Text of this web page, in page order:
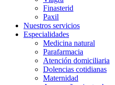
Finasterid
Paxil
Nuestros servicios
Especialidades
Medicina natural
Parafarmacia
Atención domiciliaria
Dolencias cotidianas
Maternidad